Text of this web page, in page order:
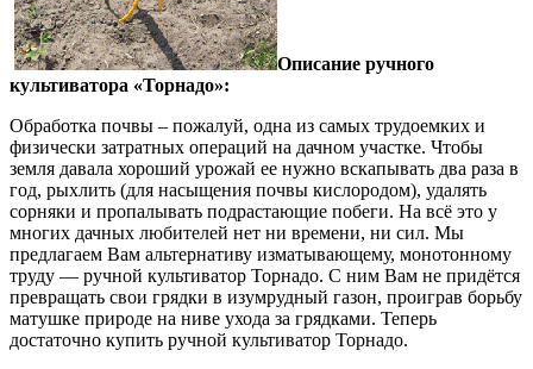
Описание ручного
культиватора «Торнадо»:
Обработка почвы – пожалуй, одна из самых трудоемких и
физически затратных операций на дачном участке. Чтобы
земля давала хороший урожай ее нужно вскапывать два раза в
год, рыхлить (для насыщения почвы кислородом), удалять
сорняки и пропалывать подрастающие побеги. На всё это у
многих дачных любителей нет ни времени, ни сил. Мы
предлагаем Вам альтернативу изматывающему, монотонному
труду — ручной культиватор Торнадо. С ним Вам не придётся
превращать свои грядки в изумрудный газон, проиграв борьбу
матушке природе на ниве ухода за грядками. Теперь
достаточно купить ручной культиватор Торнадо.